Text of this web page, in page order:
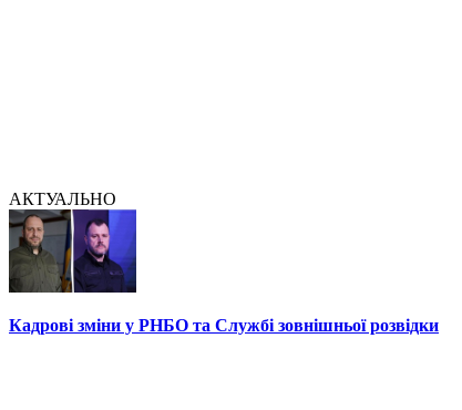
АКТУАЛЬНО
Кадрові зміни у РНБО та Службі зовнішньої розвідки